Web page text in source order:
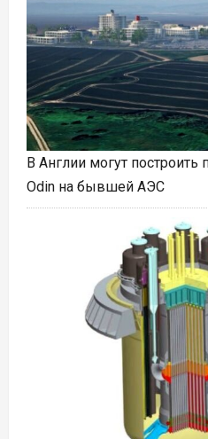
В Англии могут построить
Odin на бывшей АЭС